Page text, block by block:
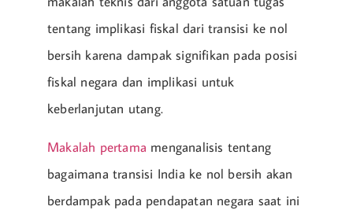
tentang implikasi fiskal dari transisi ke nol
bersih karena dampak signifikan pada posisi
fiskal negara dan implikasi untuk
keberlanjutan utang.
Makalah pertama menganalisis tentang
bagaimana transisi India ke nol bersih akan
berdampak pada pendapatan negara saat ini